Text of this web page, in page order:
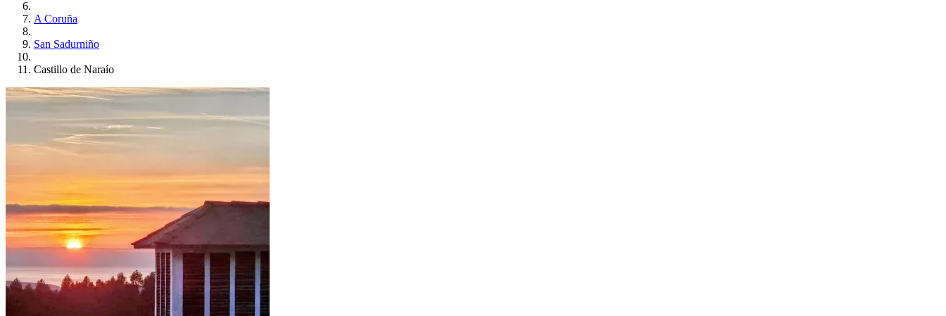
A Coruña
San Sadurniño
Castillo de Naraío